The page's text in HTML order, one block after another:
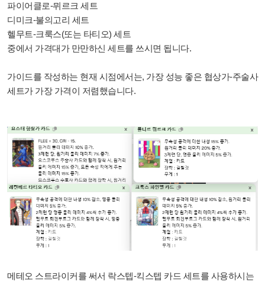
파이어클로-뮈르크 세트
디미크-불의고리 세트
헬무트-크룩스(또는 타티오) 세트
중에서 가격대가 만만하신 세트를 쓰시면 됩니다.
가이드를 작성하는 현재 시점에서는, 가장 성능 좋은 협상가-주술사
세트가 가장 가격이 저렴했습니다.
메테오 스트라이커를 써서 락스텝-킥스텝 카드 세트를 사용하시는